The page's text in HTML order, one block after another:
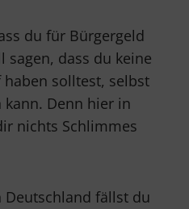
du für Bürgergeld
sagen, dass du keine
solltest, selbst
Denn hier in
nichts Schlimmes
Deutschland fällst du